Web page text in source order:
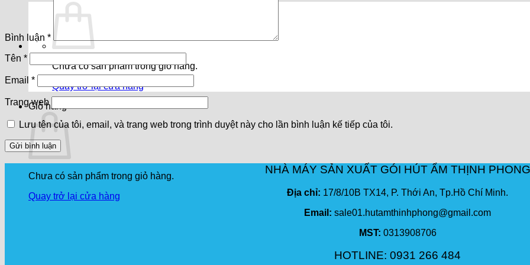
Chưa có sản phẩm trong giỏ hàng.
Quay trở lại cửa hàng
Giỏ hàng
Chưa có sản phẩm trong giỏ hàng.
Quay trở lại cửa hàng
Bình luận *
Tên *
Email *
Trang web
Lưu tên của tôi, email, và trang web trong trình duyệt này cho lần bình luận kế tiếp của tôi.
NHÀ MÁY SẢN XUẤT GÓI HÚT ẨM THỊNH PHONG
Địa chỉ: 17/8/10B TX14, P. Thới An, Tp.Hồ Chí Minh.
Email: sale01.hutamthinhphong@gmail.com
MST: 0313908706
HOTLINE: 0931 266 484